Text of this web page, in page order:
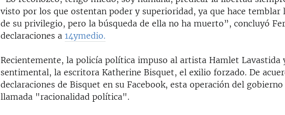
visto por los que ostentan poder y superioridad, ya que hace temblar
de su privilegio, pero la búsqueda de ella no ha muerto”, concluyó
declaraciones a14ymedio.
Recientemente, la policía política impuso al artista Hamlet Lavastida
sentimental, la escritora Katherine Bisquet, el exilio forzado. De
declaraciones de Bisquet en su Facebook, esta operación del
llamada "racionalidad política".